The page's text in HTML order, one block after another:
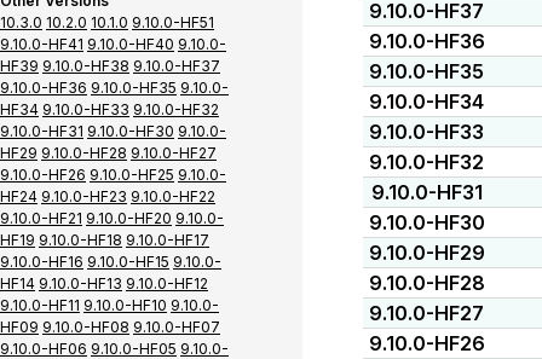
10.3.0 10.2.0 10.1.0 9.10.0-HF51
9.10.0-HF41 9.10.0-HF40 9.10.0-
HF39 9.10.0-HF38 9.10.0-HF37
9.10.0-HF36 9.10.0-HF35 9.10.0-
HF34 9.10.0-HF33 9.10.0-HF32
9.10.0-HF31 9.10.0-HF30 9.10.0-
HF29 9.10.0-HF28 9.10.0-HF27
9.10.0-HF26 9.10.0-HF25 9.10.0-
HF24 9.10.0-HF23 9.10.0-HF22
9.10.0-HF21 9.10.0-HF20 9.10.0-
HF19 9.10.0-HF18 9.10.0-HF17
9.10.0-HF16 9.10.0-HF15 9.10.0-
HF14 9.10.0-HF13 9.10.0-HF12
9.10.0-HF11 9.10.0-HF10 9.10.0-
HF09 9.10.0-HF08 9.10.0-HF07
9.10.0-HF06 9.10.0-HF05 9.10.0-
9.10.0-HF37
9.10.0-HF36
9.10.0-HF35
9.10.0-HF34
9.10.0-HF33
9.10.0-HF32
9.10.0-HF31
9.10.0-HF30
9.10.0-HF29
9.10.0-HF28
9.10.0-HF27
9.10.0-HF26